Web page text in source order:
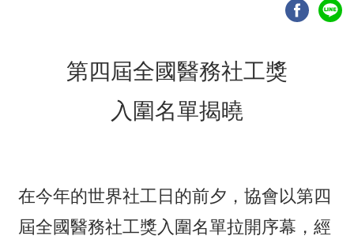
第四屆全國醫務社工獎
入圍名單揭曉
在今年的世界社工日的前夕，協會以第四
屆全國醫務社工獎入圍名單拉開序幕，經